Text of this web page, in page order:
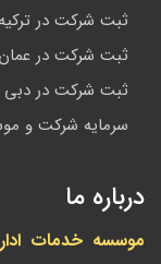
ثبت شرکت در ترکیه
ثبت شرکت در عمان
ثبت شرکت در دبی
سرمایه شرکت و
درباره ما
موسسه خدمات